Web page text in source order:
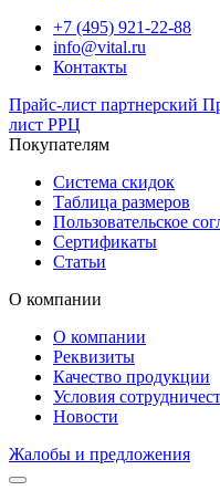
+7 (495) 921-22-88
info@vital.ru
Контакты
Прайс-лист партнерский
лист РРЦ
Покупателям
Система скидок
Таблица размеров
Пользовательское
Сертификаты
Статьи
О компании
О компании
Реквизиты
Качество продукции
Условия
Новости
Жалобы и предложения